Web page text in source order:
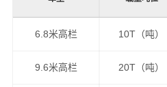
6.8米高栏 10T（吨）
9.6米高栏 20T（吨）